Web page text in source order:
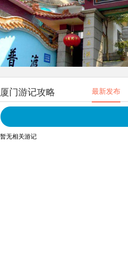
厦门游记攻略 最新发布
暂无相关游记